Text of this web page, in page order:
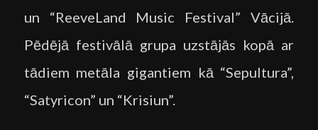
un “ReeveLand Music Festival” Vācijā.
Pēdējā festivālā grupa uzstājās kopā ar
tādiem metāla gigantiem kā “Sepultura”,
“Satyricon” un “Krisiun”.